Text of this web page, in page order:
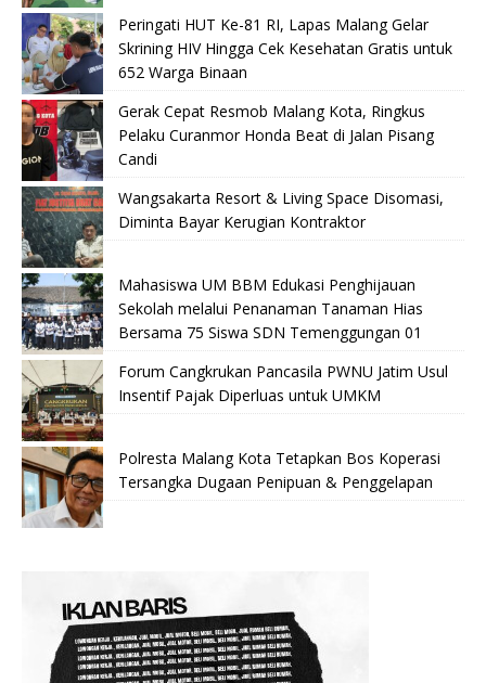
Peringati HUT Ke-81 RI, Lapas Malang Gelar
Skrining HIV Hingga Cek Kesehatan Gratis untuk
652 Warga Binaan
Gerak Cepat Resmob Malang Kota, Ringkus
Pelaku Curanmor Honda Beat di Jalan Pisang
Candi
Wangsakarta Resort & Living Space Disomasi,
Diminta Bayar Kerugian Kontraktor
Mahasiswa UM BBM Edukasi Penghijauan
Sekolah melalui Penanaman Tanaman Hias
Bersama 75 Siswa SDN Temenggungan 01
Forum Cangkrukan Pancasila PWNU Jatim Usul
Insentif Pajak Diperluas untuk UMKM
Polresta Malang Kota Tetapkan Bos Koperasi
Tersangka Dugaan Penipuan & Penggelapan